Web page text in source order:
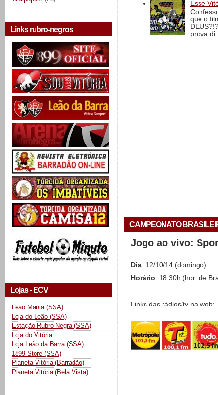
Links rubro-negros
-------------------------------------
Lojas - ECV
Leão Mania (SSA)
Loja do Leão (SSA)
Estação Rubro-Negra (SSA)
Loja do Vitória
Loja Leão da Barra (SSA)
1899 Store (SSA)
Planeta Vitória (Barradão)
Planeta Vitória (Bela Vista)
Esse
que o
prova
CAMPEONATO
Jogo ao vivo:
Dia: 12/10/14 (domingo)
Horário: 18:30h (hor. de
Links das rádios/tv na web: